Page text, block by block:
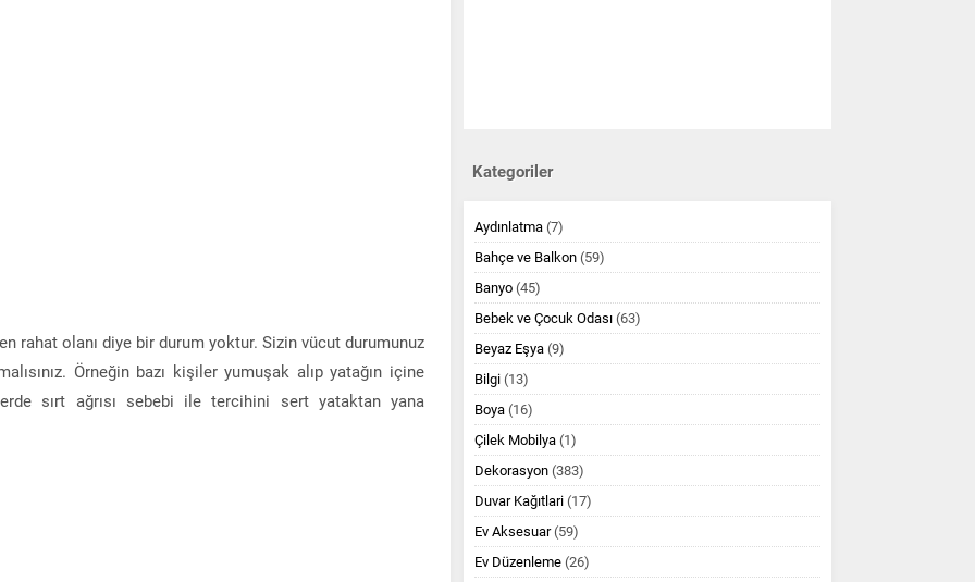
rahat olanı diye bir durum yoktur. Sizin vücut durumunuz
Örneğin bazı kişiler yumuşak alıp yatağın içine
sırt ağrısı sebebi ile tercihini sert yataktan yana
Kategoriler
Aydınlatma (7)
Bahçe ve Balkon (59)
Banyo (45)
Bebek ve Çocuk Odası (63)
Beyaz Eşya (9)
Bilgi (13)
Boya (16)
Çilek Mobilya (1)
Dekorasyon (383)
Duvar Kağıtlari (17)
Ev Aksesuar(59)
Ev Düzenleme (26)